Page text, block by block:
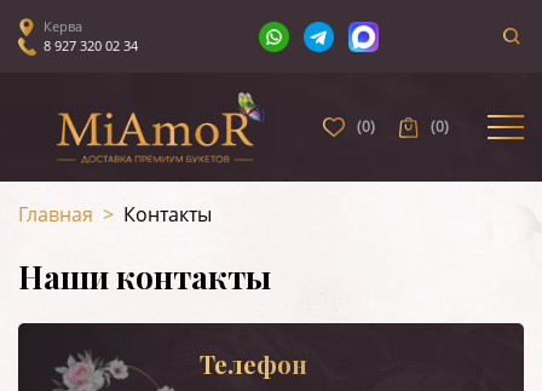
Керва
8 927 320 02 34
(0) (0)
Главная > Контакты
Наши контакты
Телефон